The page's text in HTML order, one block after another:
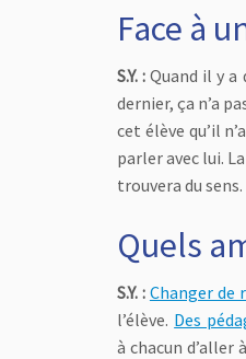
Face à
S.Y. :Quand il y a
dernier, ça n’a
cet élève qu’il
parler avec lui.
trouvera du sens.
Quels
S.Y. : Changer de
l’élève. Des
à chacun